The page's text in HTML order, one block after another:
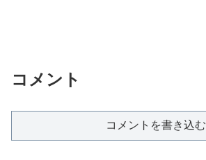
コメント
コメントを書き込む